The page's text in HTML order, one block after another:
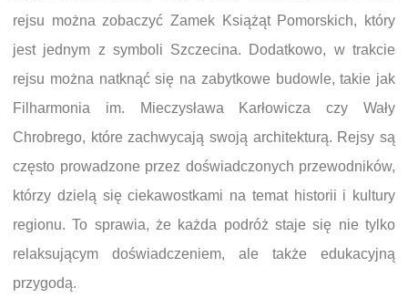
rejsu można zobaczyć Zamek Książąt Pomorskich, który
jest jednym z symboli Szczecina. Dodatkowo, w trakcie
rejsu można natknąć się na zabytkowe budowle, takie jak
Filharmonia im. Mieczysława Karłowicza czy Wały
Chrobrego, które zachwycają swoją architekturą. Rejsy są
często prowadzone przez doświadczonych przewodników,
którzy dzielą się ciekawostkami na temat historii i kultury
regionu. To sprawia, że każda podróż staje się nie tylko
relaksującym doświadczeniem, ale także edukacyjną
przygodą.